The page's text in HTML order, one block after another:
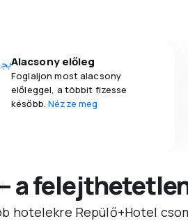
Alacsony előleg
Foglaljon most alacsony
előleggel, a többit fizesse
később.Nézze meg
a
hotelekre Repülő+Hotel